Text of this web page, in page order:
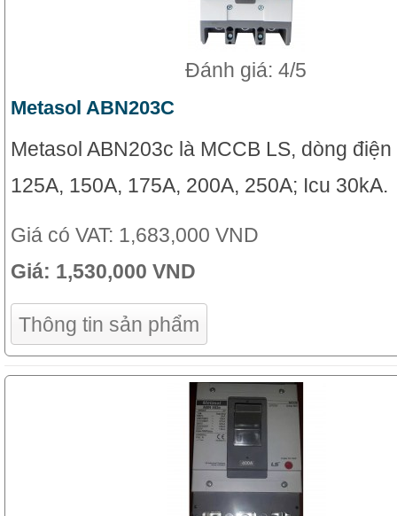
Đánh giá: 4/5
Metasol ABN203C
Metasol ABN203c là MCCB LS, dòng điện
125A, 150A, 175A, 200A, 250A; Icu 30kA.
Giá có VAT: 1,683,000 VND
Giá: 1,530,000 VND
Thông tin sản phẩm